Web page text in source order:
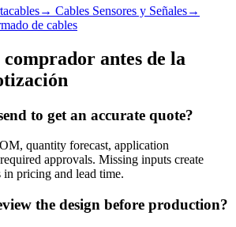
→ Cables Sensores y Señales→
de cables
antes de la
to get an accurate quote?
quantity forecast, application
approvals. Missing inputs create
in pricing and lead time.
the design before production?